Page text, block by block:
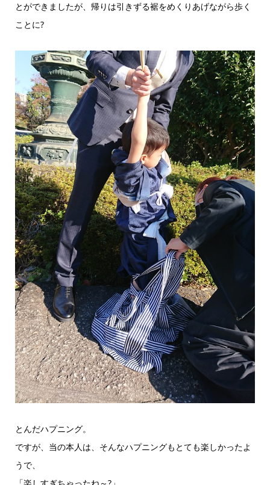
とができましたが、帰りは引きずる裾をめくりあげながら歩く
ことに?
とんだハプニング。
ですが、当の本人は、そんなハプニングもとても楽しかったよ
うで、